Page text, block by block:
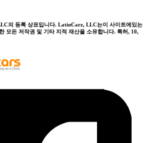
의 등록 상표입니다. LatinCarz, LLC는이 사이트에있는
모든 저작권 및 기타 지적 재산을 소유합니다. 특허, 10,